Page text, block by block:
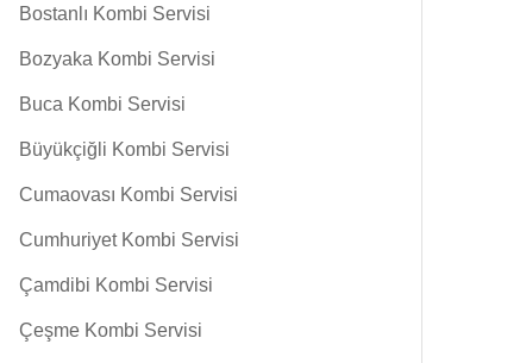
Bostanlı Kombi Servisi
Bozyaka Kombi Servisi
Buca Kombi Servisi
Büyükçiğli Kombi Servisi
Cumaovası Kombi Servisi
Cumhuriyet Kombi Servisi
Çamdibi Kombi Servisi
Çeşme Kombi Servisi